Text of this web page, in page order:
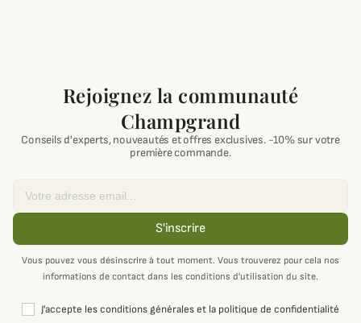
Rejoignez la communauté
Champgrand
Conseils d'experts, nouveautés et offres exclusives. -10% sur votre
première commande.
S'inscrire
Vous pouvez vous désinscrire à tout moment. Vous trouverez pour cela nos
informations de contact dans les conditions d'utilisation du site.
J'accepte les conditions générales et la politique de confidentialité